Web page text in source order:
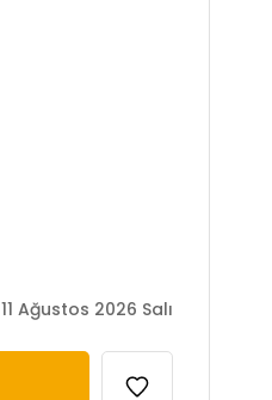
11 Ağustos 2026 Salı